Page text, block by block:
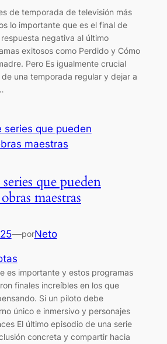
de temporada de televisión más
lo importante que es el final de
negativa al último
exitosos como Perdido y Cómo
Pero Es igualmente crucial
una temporada regular y dejar a
que pueden
maestras
—porNeto
es importante y estos programas
finales increíbles en los que
Si un piloto debe
único e inmersivo y personajes
El último episodio de una serie
concreta y compartir hacia